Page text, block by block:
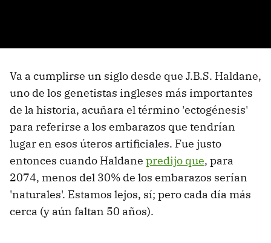
Va a cumplirse un siglo desde que J.B.S. Haldane,
uno de los genetistas ingleses más importantes
de la historia, acuñara el término 'ectogénesis'
para referirse a los embarazos que tendrían
lugar en esos úteros artificiales. Fue justo
entonces cuando Haldane predijo que, para
2074, menos del 30% de los embarazos serían
'naturales'. Estamos lejos, sí; pero cada día más
cerca (y aún faltan 50 años).